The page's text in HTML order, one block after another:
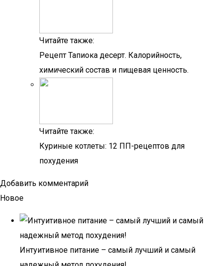
Читайте также:
Рецепт Тапиока десерт. Калорийность,
химический состав и пищевая ценность.
Читайте также:
Куриные котлеты: 12 ПП-рецептов для
похудения
Добавить комментарий
Новое
Интуитивное питание – самый лучший и самый